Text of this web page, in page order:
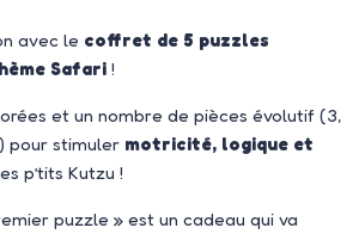
avec le coffret de 5 puzzles
Safari !
et un nombre de pièces évolutif (3,
pour stimuler motricité, logique et
p’tits Kutzu !
puzzle » est un cadeau qui va